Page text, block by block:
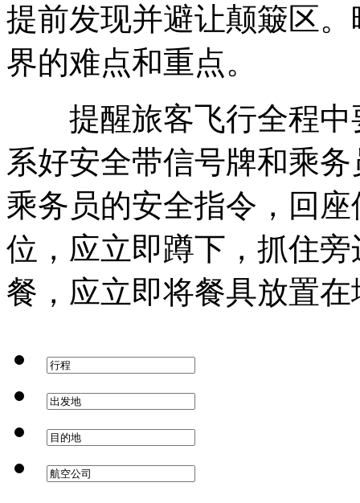
提前发现并避让颠簸区
界的难点和重点。
提醒旅客飞行全程中
系好安全带信号牌和乘
乘务员的安全指令，回
位，应立即蹲下，抓住
餐，应立即将餐具放置在